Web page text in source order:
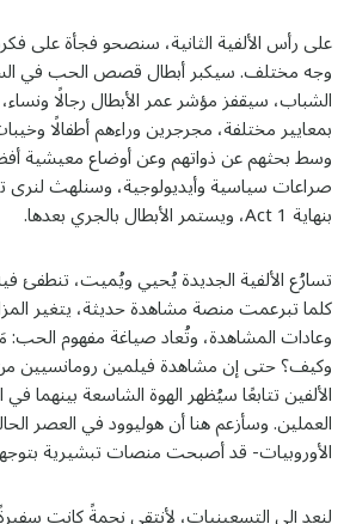
على رأس الألفية الثانية، سنصحو فجأة على
وجه مختلف. سيكبر أبطال قصص الحب في
الشباب، سيقفز مؤشر عمر الأبطال رجالًا
بمعايير مختلفة، مجرجرين وراءهم أطفالًا
وسط بحثهم عن ذواتهم وعن أوضاع معيشية
صراعات سياسية وأيديولوجية، وسنلهث
بنهاية Act 1، ويستمر الأبطال بالجري بعدها.
تسارُع الألفية الجديدة يُحيي ويُميت، تنطفئ
كلما تبرعمت منصة مشاهدة حديثة، يتغير
وعادات المشاهدة، وتُعاد صياغة مفهوم
وكيف؟ حتى إن مشاهدة فيلمين رومانسيين
الألفين تتابعًا سيُظهر الهوة الشاسعة بينهما
العملين. وسأزعم هنا أن هوليوود في العصر
الأوروبيات- قد أصبحت منصات تبشيرية